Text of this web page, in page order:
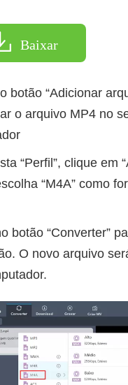
Baixar
botão “Adicionar
o arquivo MP4 no
“Perfil”, clique em
“M4A” como
botão “Converter”
O novo arquivo